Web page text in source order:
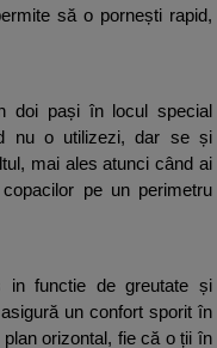
să o pornești rapid,
doi pași în locul special
nu o utilizezi, dar se și
mai ales atunci când ai
pe un perimetru
in functie de greutate și
un confort sporit în
orizontal, fie că o ții în